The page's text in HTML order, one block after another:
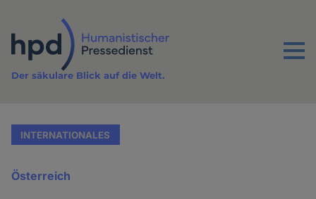
Inhalt
Menu
Der säkulare Blick auf die Welt.
INTERNATIONALES
Österreich